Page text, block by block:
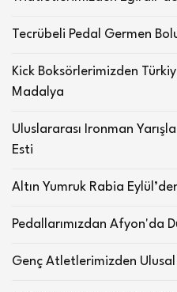
Tecrübeli Pedal Germen
Kick Boksörlerimizden
Madalya
Uluslararası Ironman
Esti
Altın Yumruk Rabia
Pedallarımızdan Afyon'da
Genç Atletlerimizden Ulusal